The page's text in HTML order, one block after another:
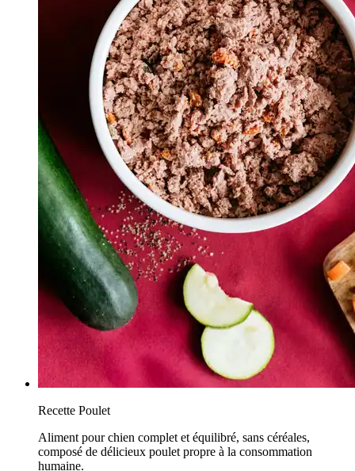
Recette Poulet
Aliment pour chien complet et équilibré, sans céréales,
composé de délicieux poulet propre à la consommation
humaine.